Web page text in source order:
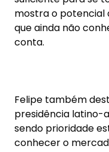
para o corretor
A expectativa para
caminha para
mundiais no
de Vida.
As mais lidas